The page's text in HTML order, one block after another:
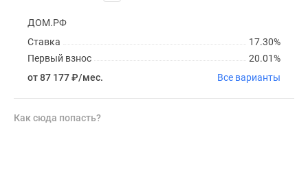
ДОМ.РФ
17.30%
Ставка
20.01%
Первый взнос
от 87 177₽/мес. Все варианты
Как сюда попасть?